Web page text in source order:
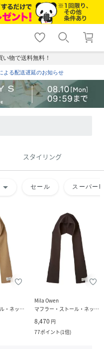
shopping_cart lock_outline
ログイン
物で送料無料！
よる配送遅延のお知らせ
スタイリング
arrow_drop_down セール スーパー
マフラー・ストール・ネックウォーマー
Mila Owen
マフラー・ストール・ネックウォーマー
8,470 円
77ポイント(1倍)